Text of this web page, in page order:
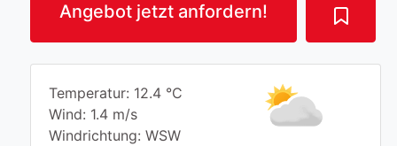
Angebot jetzt anfordern!
Temperatur: 12.4 °C
Wind: 1.4 m/s
Windrichtung: WSW